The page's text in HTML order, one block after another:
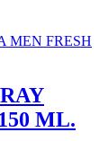
ML.